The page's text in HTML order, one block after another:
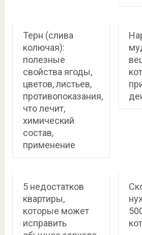
Терн (слива
колючая):
полезные
свойства ягоды,
цветов, листьев,
противопоказания,
что лечит,
химический
состав,
применение
5 недостатков
квартиры,
которые может
исправить